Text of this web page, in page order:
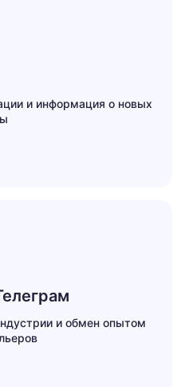
и информация о новых
и обмен опытом